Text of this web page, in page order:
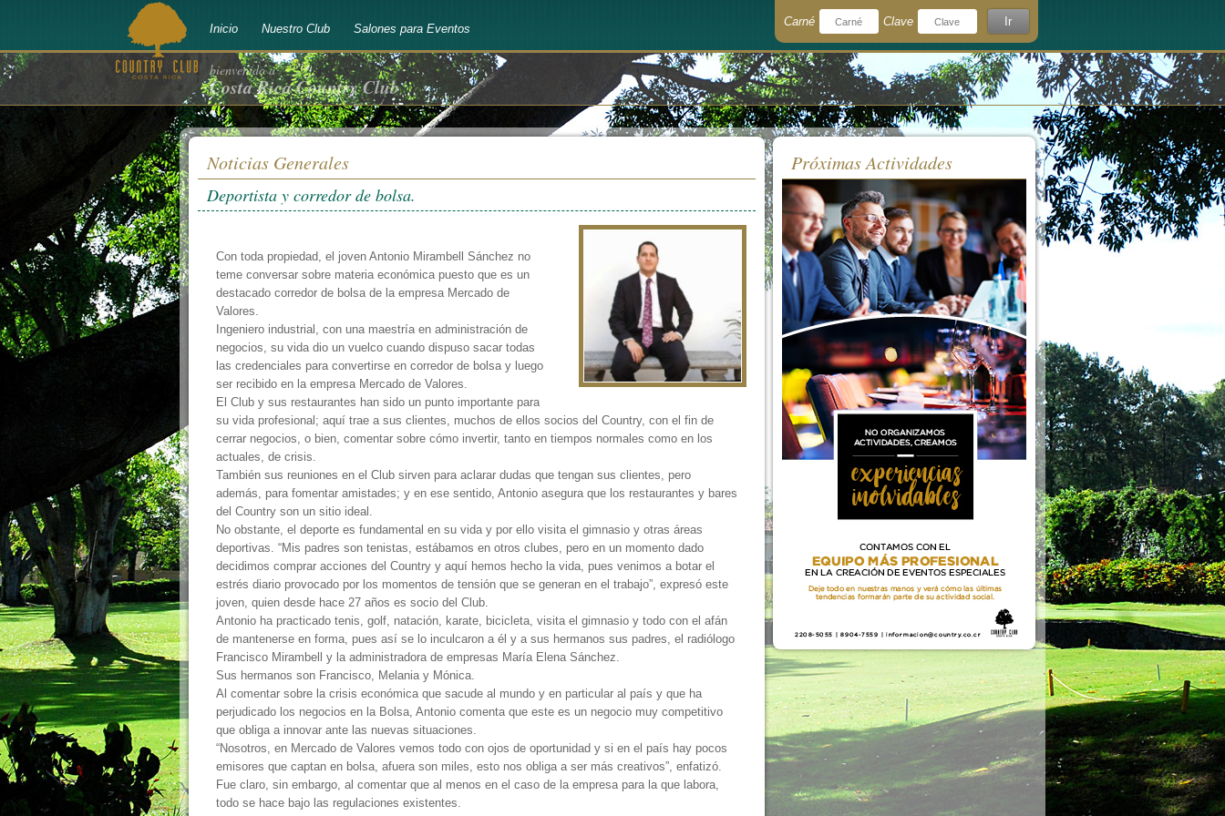
bienvenido a
Costa Rica Country Club
Inicio Nuestro Club Salones para Eventos
Carné Clave
Recuérdeme
Ir
¿Olvidó su clave?
Noticias Generales
Deportista y corredor de bolsa.
Con toda propiedad, el joven Antonio Mirambell Sánchez no
teme conversar sobre materia económica puesto que es un
destacado corredor de bolsa de la empresa Mercado de
Valores.
Ingeniero industrial, con una maestría en administración de
negocios, su vida dio un vuelco cuando dispuso sacar todas
las credenciales para convertirse en corredor de bolsa y luego
ser recibido en la empresa Mercado de Valores.
El Club y sus restaurantes han sido un punto importante para
su vida profesional; aquí trae a sus clientes, muchos de ellos socios del Country, con el fin de
cerrar negocios, o bien, comentar sobre cómo invertir, tanto en tiempos normales como en los
actuales, de crisis.
También sus reuniones en el Club sirven para aclarar dudas que tengan sus clientes, pero
además, para fomentar amistades; y en ese sentido, Antonio asegura que los restaurantes y bares
del Country son un sitio ideal.
No obstante, el deporte es fundamental en su vida y por ello visita el gimnasio y otras áreas
deportivas. “Mis padres son tenistas, estábamos en otros clubes, pero en un momento dado
decidimos comprar acciones del Country y aquí hemos hecho la vida, pues venimos a botar el
estrés diario provocado por los momentos de tensión que se generan en el trabajo”, expresó este
joven, quien desde hace 27 años es socio del Club.
Antonio ha practicado tenis, golf, natación, karate, bicicleta, visita el gimnasio y todo con el afán
de mantenerse en forma, pues así se lo inculcaron a él y a sus hermanos sus padres, el radiólogo
Francisco Mirambell y la administradora de empresas María Elena Sánchez.
Sus hermanos son Francisco, Melania y Mónica.
Al comentar sobre la crisis económica que sacude al mundo y en particular al país y que ha
perjudicado los negocios en la Bolsa, Antonio comenta que este es un negocio muy competitivo
que obliga a innovar ante las nuevas situaciones.
“Nosotros, en Mercado de Valores vemos todo con ojos de oportunidad y si en el país hay pocos
emisores que captan en bolsa, afuera son miles, esto nos obliga a ser más creativos”, enfatizó.
Fue claro, sin embargo, al comentar que al menos en el caso de la empresa para la que labora,
todo se hace bajo las regulaciones existentes.
Próximas Actividades